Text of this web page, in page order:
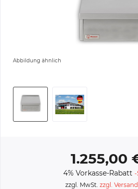
Abbildung ähnlich
1.255,00
4% Vorkasse-Rabatt -
zzgl. MwSt. zzgl.